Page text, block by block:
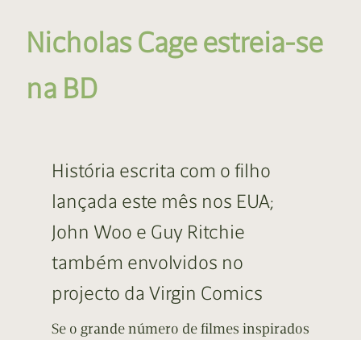
Nicholas Cage estreia-se
na BD
História escrita com o filho
lançada este mês nos EUA;
John Woo e Guy Ritchie
também envolvidos no
projecto da Virgin Comics
Se o grande número de filmes inspirados